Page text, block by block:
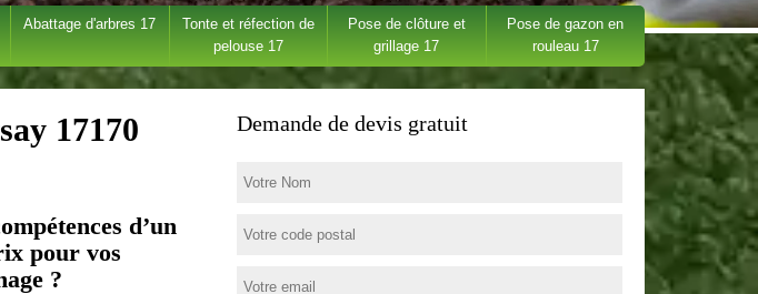
Abattage d'arbres 17
Tonte et réfection de
pelouse 17
Pose de clôture et
grillage 17
Pose de gazon en
rouleau 17
17170
d’un
pour vos
?
Demande de devis gratuit